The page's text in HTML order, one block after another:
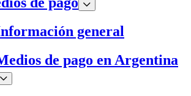
general
de pago en Argentina